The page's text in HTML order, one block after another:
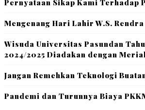
Pernyataan Sikap Kami Terhadap
Mengenang Hari Lahir W.S. Rendra
Wisuda Universitas Pasundan
2024/2025 Diadakan dengan
Jangan Remehkan Teknologi
Pandemi dan Turunnya Biaya